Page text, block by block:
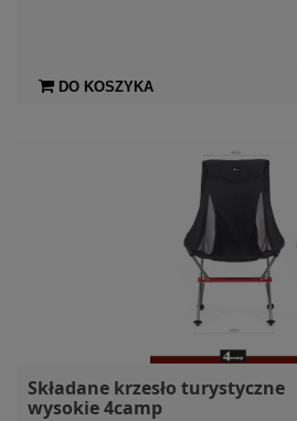
DO KOSZYKA
Składane krzesło turystyczne
wysokie 4camp